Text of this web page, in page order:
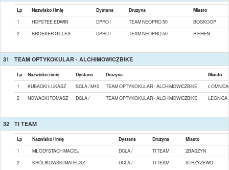
Lp Nazwisko i imię Dystans Druzyna
Miasto
1
HOFSTEE EDWIN DPRO / TEAM NEOPRO 50
BOSKOOP
2
BROEKER GILLES DPRO / TEAM NEOPRO 50 RIEHEN
31 TEAM OPTYKOKULAR - ALCHIMOWICZBIKE
Lp Nazwisko i imię Dystans Druzyna
Miasto
1
KUBACKI ŁUKASZ SCLA / M40 TEAM OPTYKOKULAR - ALCHIMOWICZBIKE
ŁOMNICA
2
NOWACKI TOMASZ DCLA / TEAM OPTYKOKULAR - ALCHIMOWICZBIKE LEGNICA
32 TI TEAM
Lp Nazwisko i imię Dystans Druzyna
Miasto
1
MŁODYSTACH MACIEJ DCLA / TI TEAM
ZBASZYN
2
KRÓLIKOWSKI MATEUSZ DCLA / TI TEAM STRZYŻEWO